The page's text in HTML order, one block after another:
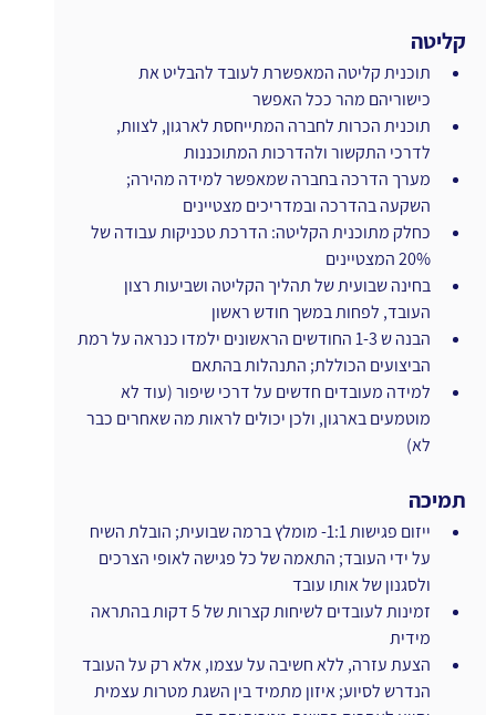
קליטה
תוכנית קליטה המאפשרת לעובד להבליט את
כישוריהם מהר ככל האפשר
תוכנית הכרות לחברה המתייחסת לארגון, לצוות,
לדרכי התקשור ולהדרכות המתוכננות
מערך הדרכה בחברה שמאפשר למידה מהירה;
השקעה בהדרכה ובמדריכים מצטיינים
כחלק מתוכנית הקליטה: הדרכת טכניקות עבודה של
20% המצטיינים
בחינה שבועית של תהליך הקליטה ושביעות רצון
העובד, לפחות במשך חודש ראשון
הבנה ש 1-3 החודשים הראשונים ילמדו כנראה על רמת
הביצועים הכוללת; התנהלות בהתאם
למידה מעובדים חדשים על דרכי שיפור (עוד לא
מוטמעים בארגון, ולכן יכולים לראות מה שאחרים כבר
לא)
תמיכה
ייזום פגישות 1:1- מומלץ ברמה שבועית; הובלת השיח
על ידי העובד; התאמה של כל פגישה לאופי הצרכים
ולסגנון של אותו עובד
זמינות לעובדים לשיחות קצרות של 5 דקות בהתראה
מידית
הצעת עזרה, ללא חשיבה על עצמו, אלא רק על העובד
הנדרש לסיוע; איזון מתמיד בין השגת מטרות עצמית